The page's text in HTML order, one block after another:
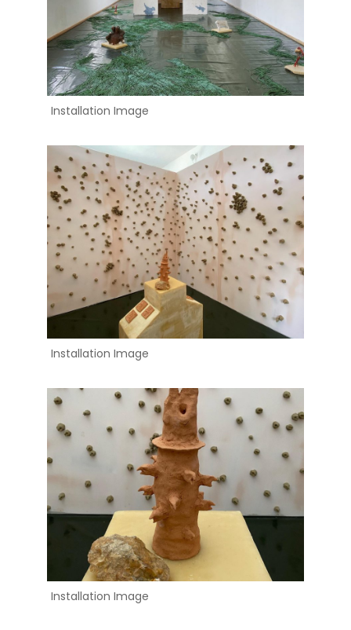
Installation Image
Installation Image
Installation Image